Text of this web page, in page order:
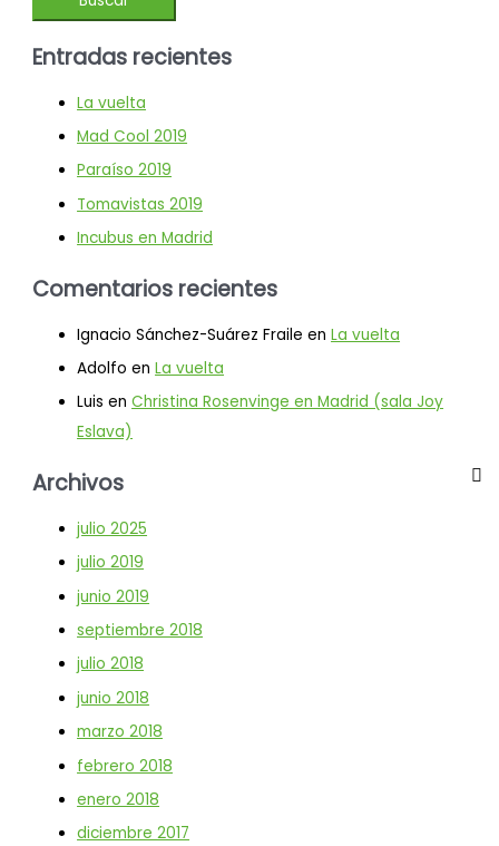
Entradas recientes
La vuelta
Mad Cool 2019
Paraíso 2019
Tomavistas 2019
Incubus en Madrid
Comentarios recientes
Ignacio Sánchez-Suárez Fraile enLa vuelta
Adolfo enLa vuelta
Luis enChristina Rosenvinge en Madrid (sala Joy
Eslava)
Archivos
julio 2025
julio 2019
junio 2019
septiembre 2018
julio 2018
junio 2018
marzo 2018
febrero 2018
enero 2018
diciembre 2017